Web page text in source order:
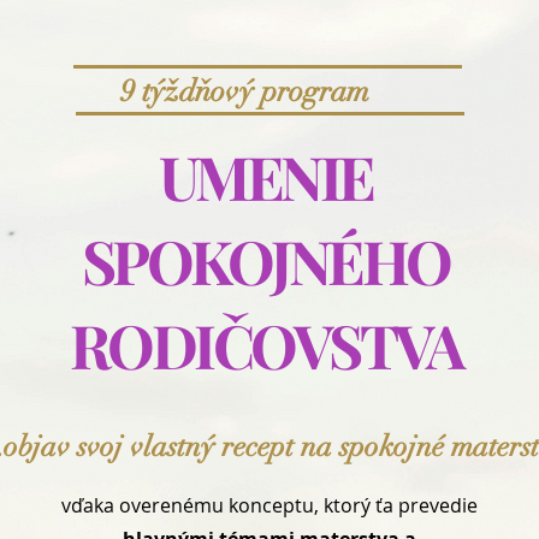
9 týždňový program
UMENIE
SPOKOJNÉHO
RODIČOVSTVA
svoj vlastný recept na spokojné
vďaka overenému konceptu, ktorý ťa prevedie